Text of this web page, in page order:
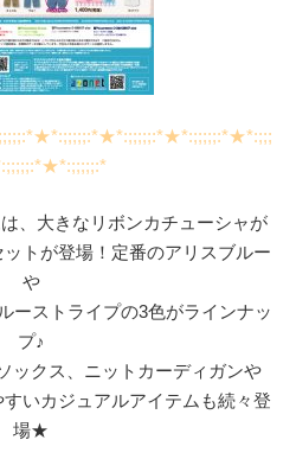
、大きなリボンカチューシャが
トが登場！定番のアリスブルー
や
ーストライプの3色がラインナッ
プ♪
ックス、ニットカーディガンや
いカジュアルアイテムも続々登
場★